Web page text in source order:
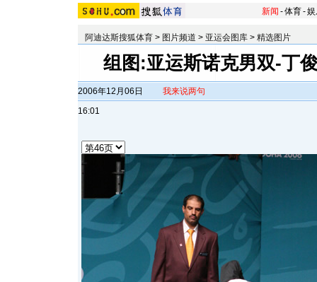
新闻 -体育-
阿迪达斯搜狐体育 > 图片频道 > 亚运会图库 > 精选图片
组图:亚运斯诺克男双-丁
2006年12月06日
16:01
我来说两句